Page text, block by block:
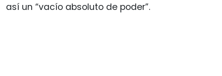
así un “vacío absoluto de poder”.